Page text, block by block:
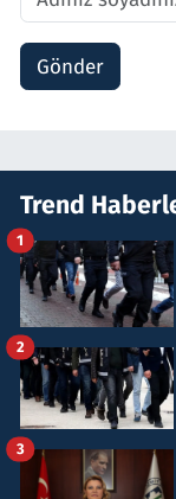
Gönder
Trend
1
2
3